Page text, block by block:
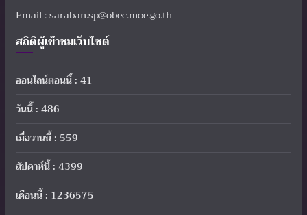
Email : saraban.sp@obec.moe.go.th
สถิติผู้เข้าชมเว็บไซต์
ออนไลน์ตอนนี้ : 41
วันนี้ : 486
เมื่อวานนี้ : 559
สัปดาห์นี้ : 4399
เดือนนี้ : 1236575